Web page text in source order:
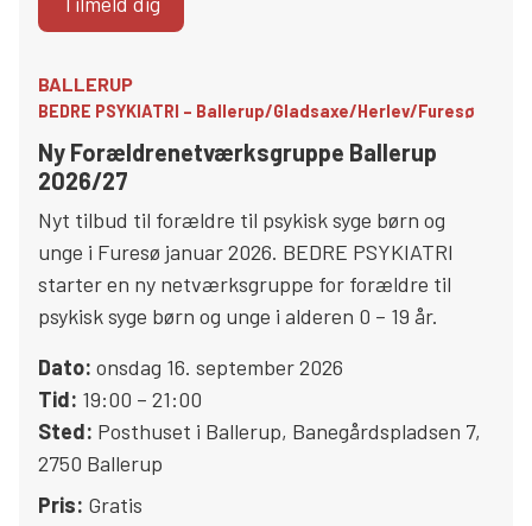
BALLERUP
BEDRE PSYKIATRI – Ballerup/Gladsaxe/Herlev/Furesø
Ny Forældrenetværksgruppe Ballerup
2026/27
Nyt tilbud til forældre til psykisk syge børn og
unge i Furesø januar 2026. BEDRE PSYKIATRI
starter en ny netværksgruppe for forældre til
psykisk syge børn og unge i alderen 0 – 19 år.
Dato: onsdag 16. september 2026
Tid: 19:00 – 21:00
Sted: Posthuset i Ballerup, Banegårdspladsen 7,
2750 Ballerup
Pris: Gratis